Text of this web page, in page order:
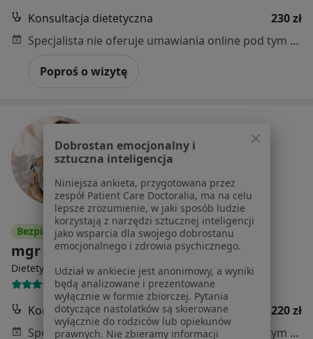
Konsultacja dietetyczna
230 zł
Specjalista nie oferuje umawiania online pod tym adresem.
Poproś o wizytę
Bezpieczne płatności
mgr inż. Aleksandra Szczupak
Dietetyk ·Więcej
46 opinii
Konsultacja dietetyczna
220 zł
Specjalista nie oferuje umawiania online pod tym adresem.
Dobrostan emocjonalny i
sztuczna inteligencja
Niniejsza ankieta, przygotowana przez
zespół Patient Care Doctoralia, ma na celu
lepsze zrozumienie, w jaki sposób ludzie
korzystają z narzędzi sztucznej inteligencji
jako wsparcia dla swojego dobrostanu
emocjonalnego i zdrowia psychicznego.
Udział w ankiecie jest anonimowy, a wyniki
będą analizowane i prezentowane
wyłącznie w formie zbiorczej. Pytania
dotyczące nastolatków są skierowane
wyłącznie do rodziców lub opiekunów
prawnych. Nie zbieramy informacji